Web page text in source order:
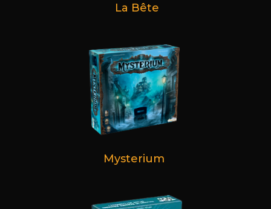
La Bête
Mysterium